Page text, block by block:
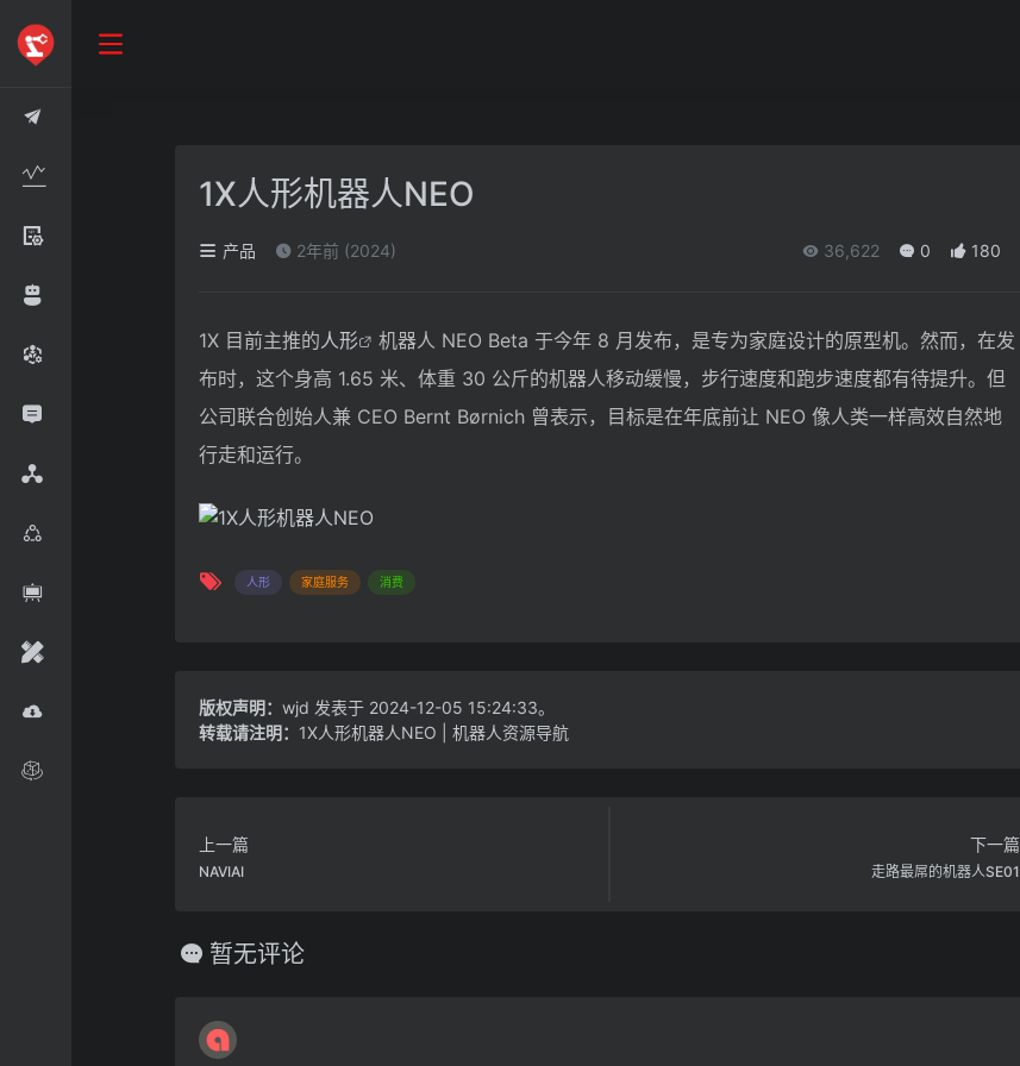
1X人形机器人NEO
产品 2年前 (2024) 36,622 0 180
1X 目前主推的人形
机器人 NEO Beta 于今年 8 月发布，是专为家庭设计的原型机。然而，在发
布时，这个身高 1.65 米、体重 30 公斤的机器人移动缓慢，步行速度和跑步速度都有待提升。但
公司联合创始人兼 CEO Bernt Børnich 曾表示，目标是在年底前让 NEO 像人类一样高效自然地
行走和运行。
人形 家庭服务 消费
版权声明： wjd 发表于 2024-12-05 15:24:33。
转载请注明： 1X人形机器人NEO | 机器人资源导航
上一篇
NAVIAI
下一篇
走路最屌的机器人SE01
暂无评论